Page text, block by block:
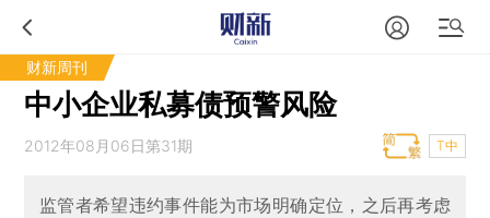
财新周刊
中小企业私募债预警风险
2012年08月06日第31期 T中
监管者希望违约事件能为市场明确定位，之后再考虑